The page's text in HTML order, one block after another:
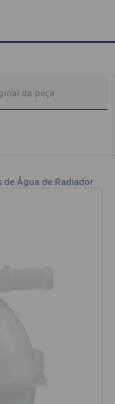
de Água de Radiador